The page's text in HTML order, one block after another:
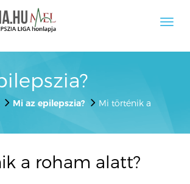
Mi az epilepszia?
Mi történik a
a roham alatt?